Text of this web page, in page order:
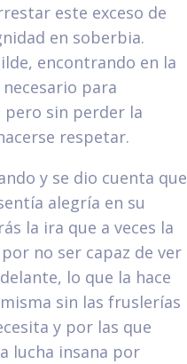
este exceso de
en soberbia.
encontrando en la
para
pero sin perder la
respetar.
y se dio cuenta que
alegría en su
la ira que a veces la
no ser capaz de ver
lo que la hace
sin las fruslerías
y por las que
lucha insana por